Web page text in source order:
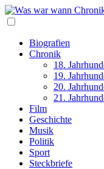
Biografien
Chronik
18.
19.
20.
21.
Film
Geschichte
Musik
Politik
Sport
Steckbriefe